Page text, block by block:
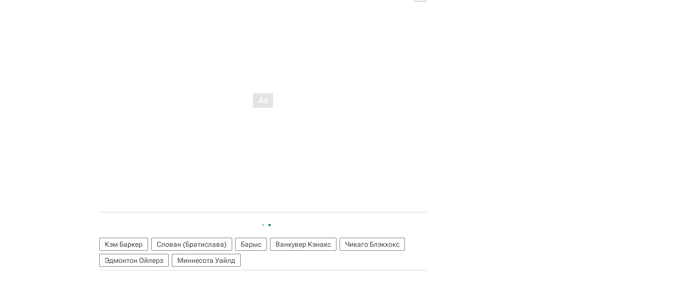
Кэм Баркер Слован (Братислава) Барыс Ванкувер Кэнакс
Чикаго Блэкхокс
Эдмонтон Ойлерз
Миннесота Уайлд